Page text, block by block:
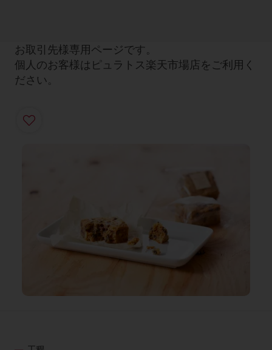
お取引先様専用ページです。
個人のお客様はピュラトス楽天市場店をご利用く
ださい。